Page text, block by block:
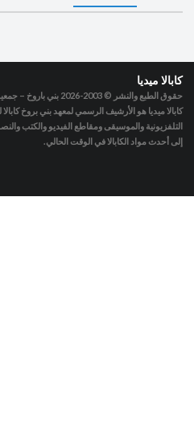
كابالا ميديا
حقوق الطبع والنشر © 2003-2026
بني باروخ –
كابالا ميديا هو الأرشيف الرسمي لمعهد بني بروخ كابالا
التلفزيونية والموسيقى ومقاطع الفيديو والكتب
إلى أحدث مواد الكابالا في الوقت الحالي.